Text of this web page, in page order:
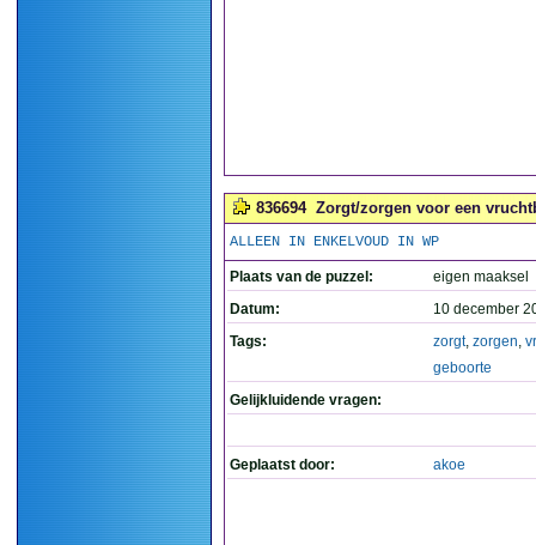
836694 Zorgt/zorgen voor een
ALLEEN IN ENKELVOUD IN WP
Plaats van de puzzel:
eigen maaksel
Datum:
10 december
Tags:
zorgt, zorgen,
geboorte
Gelijkluidende vragen:
Geplaatst door: akoe